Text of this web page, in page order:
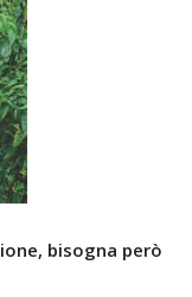
bisogna però